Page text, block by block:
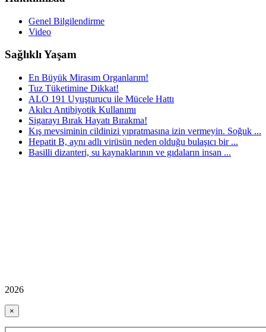
Genel Bilgilendirme
Video
Sağlıklı Yaşam
En Büyük Mirasım Organlarım!
Tuz Tüketimine Dikkat!
ALO 191 Uyuşturucu ile Mücele Hattı
Akılcı Antibiyotik Kullanımı
Sigarayı Bırak Hayatı Bırakma!
Kış mevsiminin cildinizi yıpratmasına izin vermeyin. Soğuk ...
Hepatit B, aynı adlı virüsün neden olduğu bulaşıcı bir ...
Basilli dizanteri, su kaynaklarının ve gıdaların insan ...
2026
×